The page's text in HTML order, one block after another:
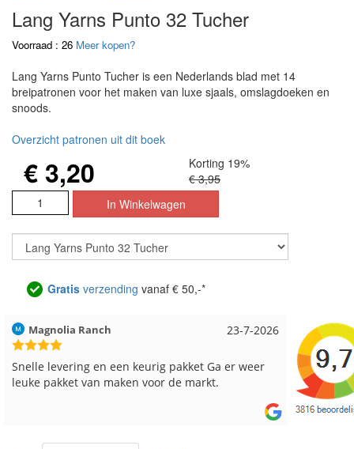
Lang Yarns Punto 32 Tucher
Voorraad : 26 Meer kopen?
Lang Yarns Punto Tucher is een Nederlands blad met 14
breipatronen voor het maken van luxe sjaals, omslagdoeken en
snoods.
Overzicht patronen uit dit boek
€ 3,20
Korting 19%
€ 3,95
Gratis verzending vanaf € 50,-*
17-7-2026
Hilde uit Loyers
Reeds meerdere keren breigaren en breinaalden
besteld, altijd heel tevreden over de service.
Loes uit
Snelle